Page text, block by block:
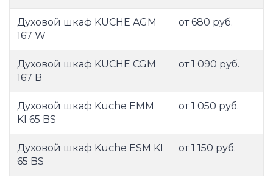
Духовой шкаф KUCHE AGM
167 W
от 680 руб.
Духовой шкаф KUCHE CGM
167 B
от 1 090 руб.
Духовой шкаф Kuche EMM
KI 65 BS
от 1 050 руб.
Духовой шкаф Kuche ESM KI
65 BS
от 1 150 руб.